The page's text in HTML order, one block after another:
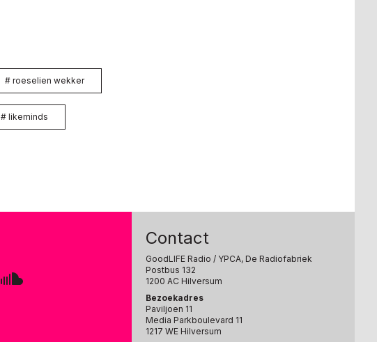
# roeselien wekker
# likeminds
Contact
GoodLIFE Radio / YPCA, De Radiofabriek
Postbus 132
1200 AC Hilversum
Bezoekadres
Paviljoen 11
Media Parkboulevard 11
1217 WE Hilversum